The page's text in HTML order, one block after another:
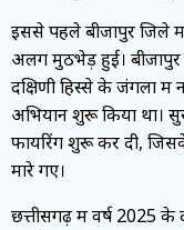
इससे पहले बीजापुर जिले
अलग मुठभेड़ हुई।
दक्षिणी हिस्से के जंगलों में
अभियान शुरू किया था।
फायरिंग शुरू कर दी,
मारे गए।
छत्तीसगढ़ में वर्ष 2025